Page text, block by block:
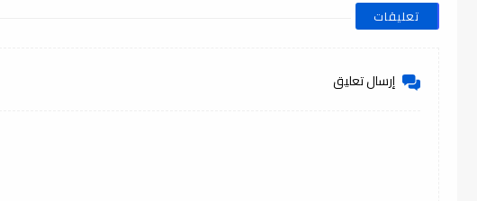
تعليقات
إرسال تعليق